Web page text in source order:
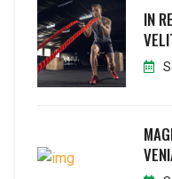
IN